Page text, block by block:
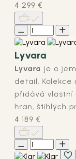
4 299 €
Lyvara
Lyvara je o
detail. Kolekce
přidává vlastní
hran, štíhlých
4 189 €